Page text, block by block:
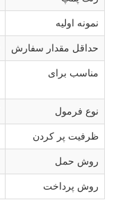
نمونه اولیه
حداقل مقدار سفارش
مناسب برای
نوع فرمول
ظرفیت پر کردن
روش حمل
روش پرداخت